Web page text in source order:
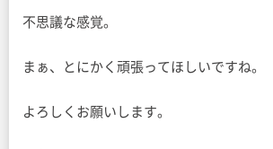
不思議な感覚。
まぁ、とにかく頑張ってほしいですね。
よろしくお願いします。